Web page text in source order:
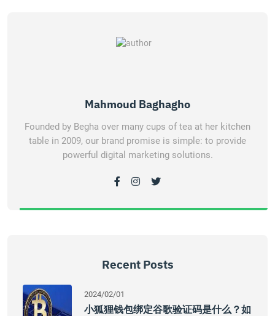
Mahmoud Baghagho
Founded by Begha over many cups of tea at her kitchen
table in 2009, our brand promise is simple: to provide
powerful digital marketing solutions.
Recent Posts
2024/02/01
小狐狸钱包绑定谷歌验证码是什么？如